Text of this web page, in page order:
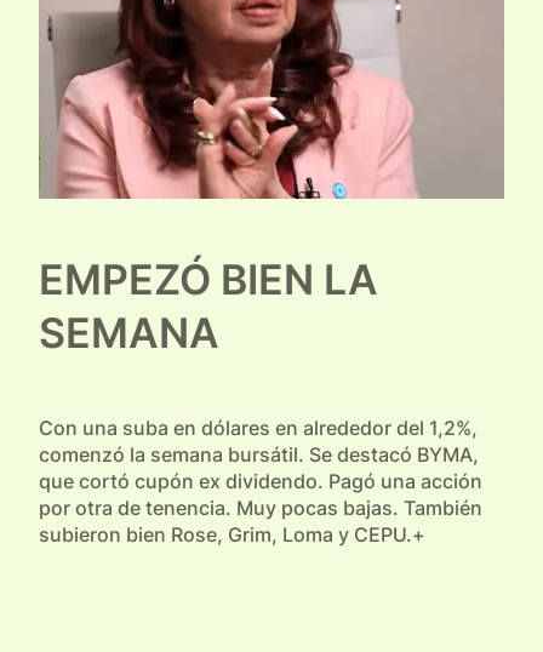
EMPEZÓ BIEN LA
SEMANA
Con una suba en dólares en alrededor del 1,2%,
comenzó la semana bursátil. Se destacó BYMA,
que cortó cupón ex dividendo. Pagó una acción
por otra de tenencia. Muy pocas bajas. También
subieron bien Rose, Grim, Loma y CEPU.+